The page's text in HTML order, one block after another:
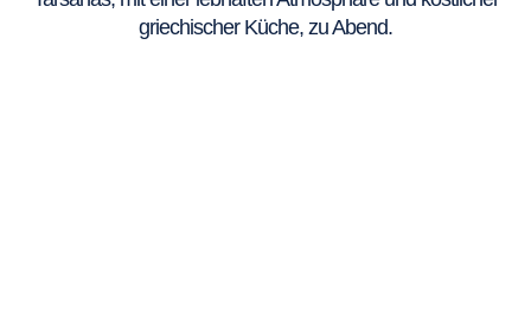
griechischer Küche, zu Abend.